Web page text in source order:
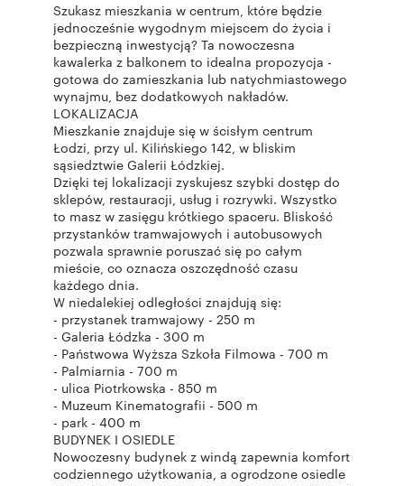
Szukasz mieszkania w centrum, które będzie
jednocześnie wygodnym miejscem do życia i
bezpieczną inwestycją? Ta nowoczesna
kawalerka z balkonem to idealna propozycja -
gotowa do zamieszkania lub natychmiastowego
wynajmu, bez dodatkowych nakładów.
LOKALIZACJA
Mieszkanie znajduje się w ścisłym centrum
Łodzi, przy ul. Kilińskiego 142, w bliskim
sąsiedztwie Galerii Łódzkiej.
Dzięki tej lokalizacji zyskujesz szybki dostęp do
sklepów, restauracji, usług i rozrywki. Wszystko
to masz w zasięgu krótkiego spaceru. Bliskość
przystanków tramwajowych i autobusowych
pozwala sprawnie poruszać się po całym
mieście, co oznacza oszczędność czasu
każdego dnia.
W niedalekiej odległości znajdują się:
- przystanek tramwajowy - 250 m
- Galeria Łódzka - 300 m
- Państwowa Wyższa Szkoła Filmowa - 700 m
- Palmiarnia - 700 m
- ulica Piotrkowska - 850 m
- Muzeum Kinematografii - 500 m
- park - 400 m
BUDYNEK I OSIEDLE
Nowoczesny budynek z windą zapewnia komfort
codziennego użytkowania, a ogrodzone osiedle